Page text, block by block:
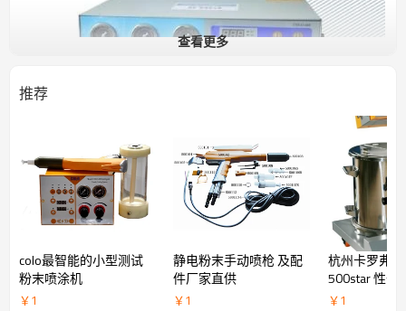
查看更多
推荐
colo最智能的小型测试
粉末喷涂机
￥1
静电粉末手动喷枪 及配
件厂家直供
￥1
杭州卡罗弗
500star 性价
机
￥1